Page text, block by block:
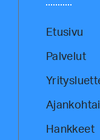
Etusivu
Palvelut
Hankkeet